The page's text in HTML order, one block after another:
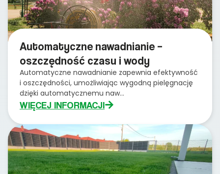
Automatyczne nawadnianie –
oszczędność czasu i wody
Automatyczne nawadnianie zapewnia efektywność
i oszczędności, umożliwiając wygodną pielęgnację
dzięki automatycznemu naw...
WIĘCEJ INFORMACJI